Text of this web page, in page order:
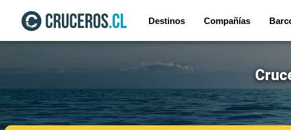
Destinos Compañías